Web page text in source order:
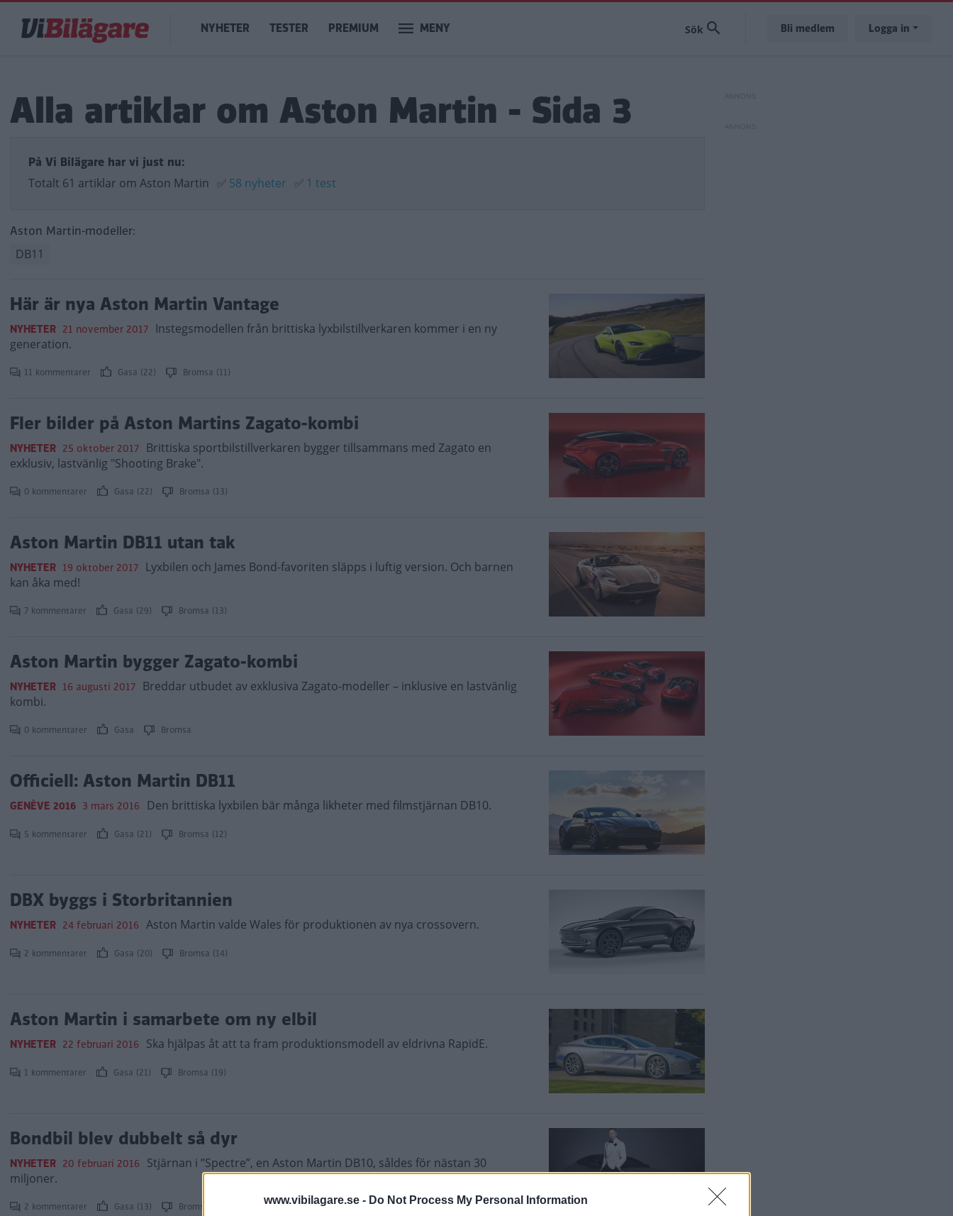
www.vibilagare.se - Do Not Process My Personal Information
huvudinnehåll
Main
navigation
NYHETER TESTER PREMIUM MENY Bli medlem Logga in
Alla artiklar om Aston Martin - Sida 3
På Vi Bilägare har vi just nu:
Totalt 61 artiklar om Aston Martin ✅ 58 nyheter ✅ 1 test
Aston Martin-modeller:
DB11
Här är nya Aston Martin Vantage
NYHETER 21 november 2017 Instegsmodellen från brittiska lyxbilstillverkaren kommer i en ny
generation.
11 kommentarer Gasa (22) Bromsa (11)
Fler bilder på Aston Martins Zagato-kombi
NYHETER 25 oktober 2017 Brittiska sportbilstillverkaren bygger tillsammans med Zagato en
exklusiv, lastvänlig "Shooting Brake".
0 kommentarer Gasa (22) Bromsa (13)
Aston Martin DB11 utan tak
NYHETER 19 oktober 2017 Lyxbilen och James Bond-favoriten släpps i luftig version. Och barnen
kan åka med!
7 kommentarer Gasa (29) Bromsa (13)
Aston Martin bygger Zagato-kombi
NYHETER 16 augusti 2017 Breddar utbudet av exklusiva Zagato-modeller – inklusive en lastvänlig
kombi.
0 kommentarer Gasa Bromsa
Officiell: Aston Martin DB11
GENÈVE 2016 3 mars 2016 Den brittiska lyxbilen bär många likheter med filmstjärnan DB10.
5 kommentarer Gasa (21) Bromsa (12)
DBX byggs i Storbritannien
NYHETER 24 februari 2016 Aston Martin valde Wales för produktionen av nya crossovern.
2 kommentarer Gasa (20) Bromsa (14)
Aston Martin i samarbete om ny elbil
NYHETER 22 februari 2016 Ska hjälpas åt att ta fram produktionsmodell av eldrivna RapidE.
1 kommentarer Gasa (21) Bromsa (19)
Bondbil blev dubbelt så dyr
NYHETER 20 februari 2016 Stjärnan i ”Spectre”, en Aston Martin DB10, såldes för nästan 30
miljoner.
2 kommentarer Gasa (13) Bromsa (14)